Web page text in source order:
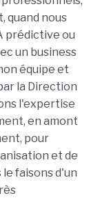
quand nous
prédictive ou
un business
équipe et
la Direction
l'expertise
en amont
pour
et de
faisons d'un